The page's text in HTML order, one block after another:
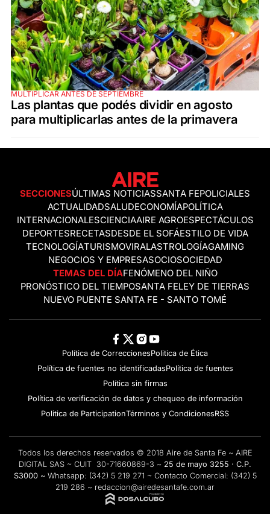
MULTIPLICAR ANTES DE SEPTIEMBRE
Las plantas que podés dividir en agosto
para multiplicarlas antes de la primavera
SECCIONESÚLTIMAS NOTICIASSANTA FEPOLICIALES
ACTUALIDADSALUDECONOMÍAPOLÍTICA
INTERNACIONALESCIENCIAAIRE AGROESPECTÁCULOS
DEPORTESRECETASDESDE EL SOFÁESTILO DE VIDA
TECNOLOGÍATURISMOVIRALASTROLOGÍAGAMING
NEGOCIOS Y EMPRESASOCIOSOCIEDAD
TEMAS DEL DÍAFENÓMENO DEL NIÑO
PRONÓSTICO DEL TIEMPOSANTA FELEY DE TIERRAS
NUEVO PUENTE SANTA FE - SANTO TOMÉ
Política de CorreccionesPolitica de Ética
Política de fuentes no identificadasPolítica de fuentes
Política sin firmas
Política de verificación de datos y chequeo de información
Politica de ParticipationTérminos y CondicionesRSS
Todos los derechos reservados © 2018 Aire de Santa Fe ~ AIRE
DIGITAL SAS ~ CUIT 30-71660869-3 ~ 25 de mayo 3255 · C.P.
S3000 ~ Whatsapp: (342) 5 219 271 ~ Contacto Comercial: (342) 5
219 286 ~ redaccion@airedesantafe.com.ar